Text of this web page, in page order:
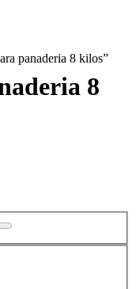
panaderia 8 kilos”
8